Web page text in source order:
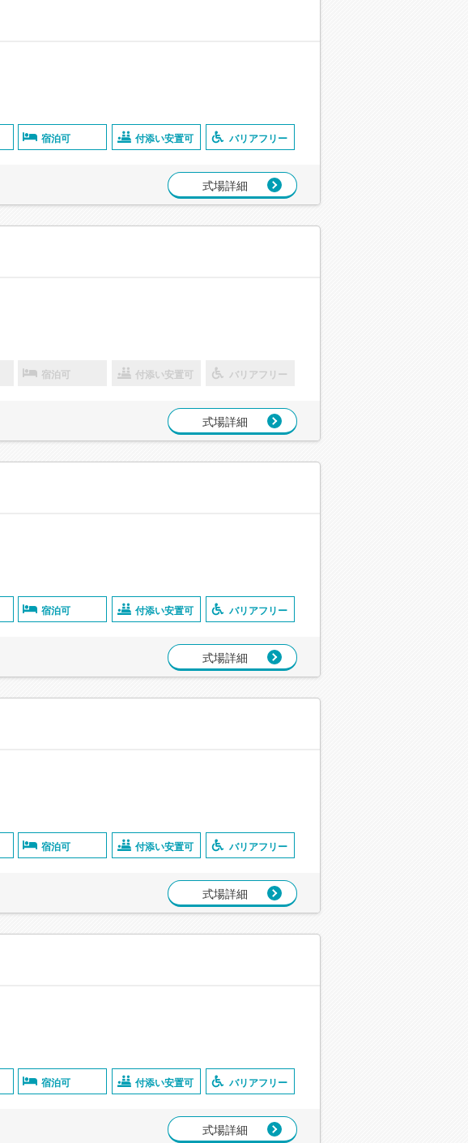
宿泊可 付添い安置可 バリアフリー
式場詳細
宿泊可 付添い安置可 バリアフリー
式場詳細
宿泊可 付添い安置可 バリアフリー
式場詳細
宿泊可 付添い安置可 バリアフリー
式場詳細
宿泊可 付添い安置可 バリアフリー
式場詳細